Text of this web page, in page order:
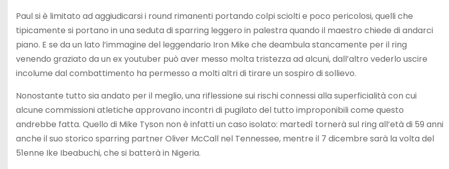
Paul si è limitato ad aggiudicarsi i round rimanenti portando colpi sciolti e poco pericolosi, quelli che
tipicamente si portano in una seduta di sparring leggero in palestra quando il maestro chiede di andarci
piano. E se da un lato l’immagine del leggendario Iron Mike che deambula stancamente per il ring
venendo graziato da un ex youtuber può aver messo molta tristezza ad alcuni, dall’altro vederlo uscire
incolume dal combattimento ha permesso a molti altri di tirare un sospiro di sollievo.
Nonostante tutto sia andato per il meglio, una riflessione sui rischi connessi alla superficialità con cui
alcune commissioni atletiche approvano incontri di pugilato del tutto improponibili come questo
andrebbe fatta. Quello di Mike Tyson non è infatti un caso isolato: martedì tornerà sul ring all’età di 59 anni
anche il suo storico sparring partner Oliver McCall nel Tennessee, mentre il 7 dicembre sarà la volta del
51enne Ike Ibeabuchi, che si batterà in Nigeria.